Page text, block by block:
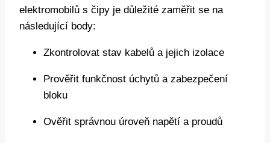
elektromobilů s čipy je důležité zaměřit se na
následující body:
Zkontrolovat stav kabelů a jejich izolace
Prověřit funkčnost úchytů a zabezpečení
bloku
Ověřit správnou úroveň napětí a proudů